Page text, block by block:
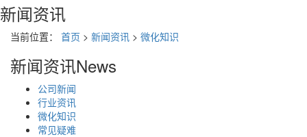
新闻资讯
当前位置： 首页 > 新闻资讯 > 微化知识
新闻资讯News
公司新闻
行业资讯
微化知识
常见疑难